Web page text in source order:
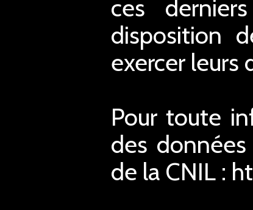
ces
disposition
exercer leurs
Pour toute
des
de la CNIL :